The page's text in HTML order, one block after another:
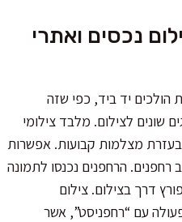
נכסים ואתרי
הולכים יד ביד, כפי שזה
שונים לצילום. מלבד צילומי
מצלמות קבועות. אפשרות
רחפנים. הרחפנים נכנסו לתמונה
דרך בצילום. צילום
עם “רחפניסט”, אשר